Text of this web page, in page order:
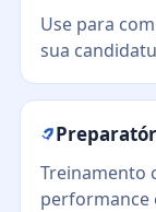
Use para
sua
Treinamento
performance